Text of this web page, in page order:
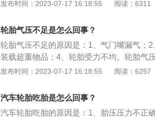
变高，从而导致汽车胎压报警，这种情况下
续行驶，或者更换备胎继续行驶。3、轮胎
警。若是因为胎压传感器故障而导致的汽车
规的维修点采用检测仪读取故障，然后进行
发布时间：2023-07-17 16:18:55 阅读：6311
轮胎气压不足是怎么回事？
轮胎气压不足的原因是：1、气门嘴漏气；
装载超重物品；4、轮胎受力不均。轮胎气
气原因，补胎或更换；2、更换轮毂，改变
3、轮胎各部位的运动量增大；4、帘线以
折断与轮辋之间产生过度的摩擦。
发布时间：2023-07-17 16:18:55 阅读：6257
汽车轮胎吃胎是怎么回事？
汽车轮胎吃胎的原因是：1、胎压压力不正